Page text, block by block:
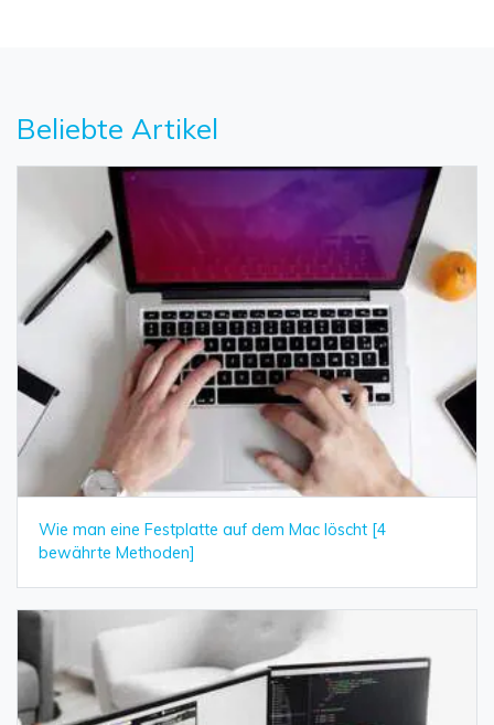
Beliebte Artikel
Wie man eine Festplatte auf dem Mac löscht [4
bewährte Methoden]
Daten online wiederherstellen
Verlorene Daten? Jetzt online wiederherstellen!
öffnen